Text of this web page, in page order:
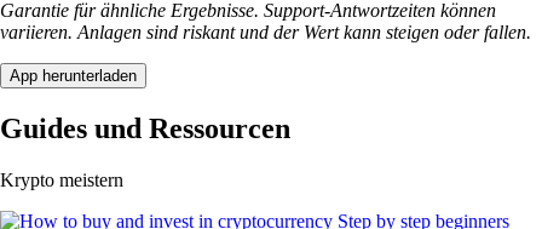
Garantie für ähnliche Ergebnisse. Support-Antwortzeiten können
variieren. Anlagen sind riskant und der Wert kann steigen oder fallen.
App herunterladen
Guides und Ressourcen
Krypto meistern